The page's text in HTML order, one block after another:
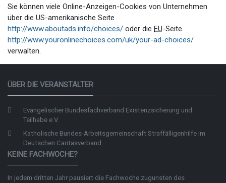
Sie können viele Online-Anzeigen-Cookies von Unternehmen
über die US-amerikanische Seite
http://www.aboutads.info/choices/ oder die EU-Seite
http://www.youronlinechoices.com/uk/your-ad-choices/
verwalten.
ÜBER DIE VERANSTALTER
Evangelischer Bundesfachverband Existenzsicherung und
Teilhabe e.V.
Katholische Bundes-Arbeitsgemeinschaft Straffälligenhilfe im
Deutschen Caritasverband.
KEINE FACHWOCHE?
In jedem dritten Jahr pausiert die Fachwoche zugunsten des